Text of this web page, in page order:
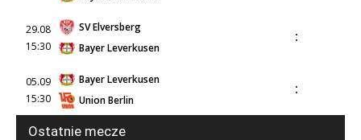
29.08
15:30
SV Elversberg
Bayer Leverkusen
:
05.09
15:30
Bayer Leverkusen
Union Berlin
:
Ostatnie mecze